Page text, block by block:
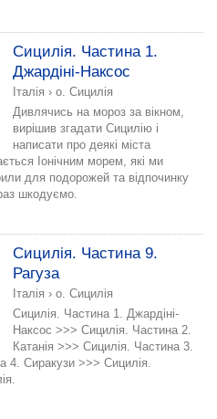
Сицилія. Частина 1.
Джардіні-Наксос
Італія › о. Сицилія
Дивлячись на мороз за вікном,
вирішив згадати Сицилію і
написати про деякі міста
Іонічним морем, які ми
шкодуємо.
Сицилія. Частина 9.
Рагуза
Італія › о. Сицилія
Сицилія. Частина 1. Джардіні-
Наксос >>> Сицилія. Частина 2.
Катанія >>> Сицилія. Частина 3.
4. Сиракузи >>> Сицилія.